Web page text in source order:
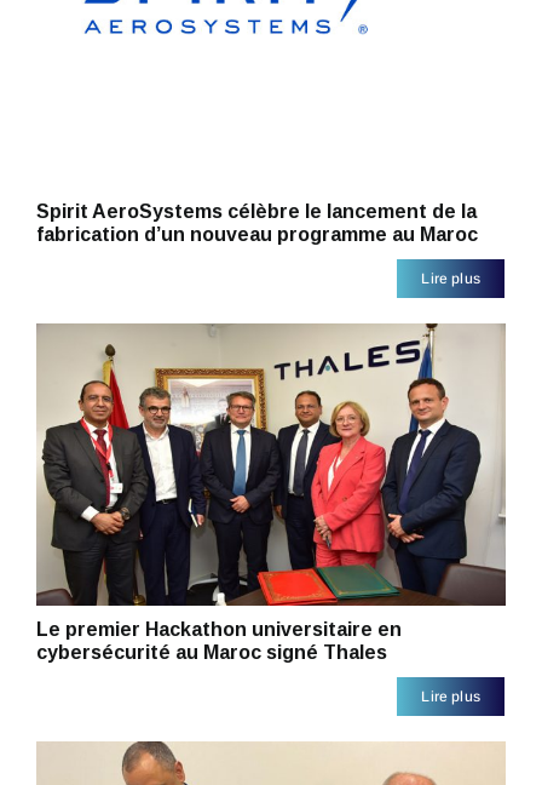
Spirit AeroSystems célèbre le lancement de la
fabrication d’un nouveau programme au Maroc
Lire plus
Le premier Hackathon universitaire en
cybersécurité au Maroc signé Thales
Lire plus